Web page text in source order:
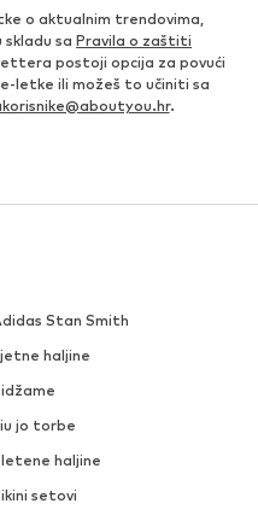
o aktualnim trendovima,
skladu sa Pravila o zaštiti
postoji opcija za povući
letke ili možeš to učiniti sa
.
Stan Smith
haljine
jo torbe
haljine
setovi